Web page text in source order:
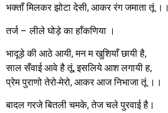
भक्ताँ मिलकर झोटा देसी, आकर रंग जमाता तूं ।।
तर्ज – लीले घोड़े का हाँकणिया ।
भादूड़े की आठे आयी, मन म खुशियाँ छायी है,
साल सँवाई आवे है तूं, इसलिये आश लगायी ह,
प्रेम पुराणो तेरो-मेरो, आकर आज निभाजा तूं ।।
बादल गरजे बितली चमके, तेज चले पुरवाई है।